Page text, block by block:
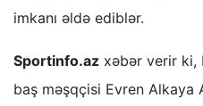
imkanı əldə ediblər.
Sportinfo.az xəbər verir ki,
baş məşqçisi Evren Alkaya